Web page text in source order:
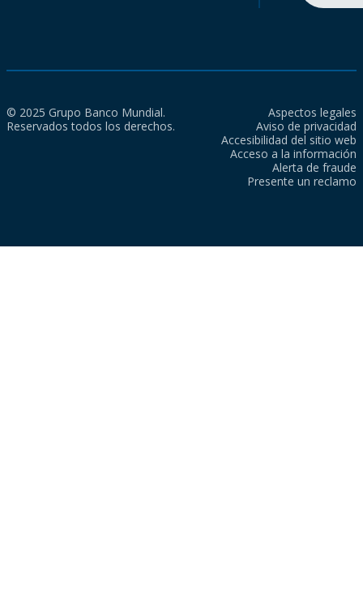
© 2025 Grupo Banco Mundial.
Reservados todos los derechos.
Aspectos legales
Aviso de privacidad
Accesibilidad del sitio web
Acceso a la información
Alerta de fraude
Presente un reclamo